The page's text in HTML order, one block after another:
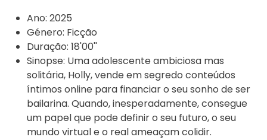
Ano: 2025
Género: Ficção
Duração: 18'00''
Sinopse: Uma adolescente ambiciosa mas
solitária, Holly, vende em segredo conteúdos
íntimos online para financiar o seu sonho de ser
bailarina. Quando, inesperadamente, consegue
um papel que pode definir o seu futuro, o seu
mundo virtual e o real ameaçam colidir.